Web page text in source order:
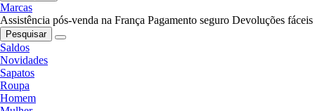
Marcas
Assistência pós-venda na França Pagamento seguro Devoluções fáceis
Pesquisar
Saldos
Novidades
Sapatos
Roupa
Homem